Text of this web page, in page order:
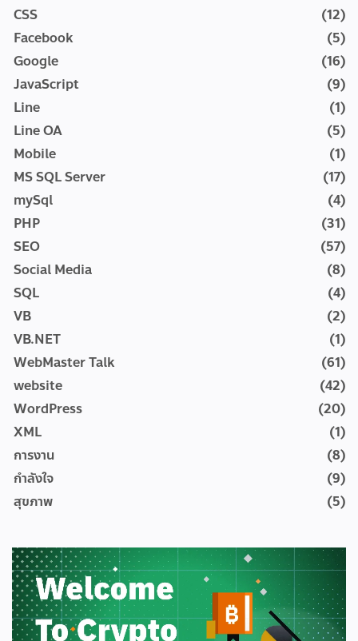
CSS
(12)
Facebook
(5)
Google
(16)
JavaScript
(9)
Line
(1)
Line OA
(5)
Mobile
(1)
MS SQL Server
(17)
mySql
(4)
PHP
(31)
SEO
(57)
Social Media
(8)
SQL
(4)
VB
(2)
VB.NET
(1)
WebMaster Talk
(61)
website
(42)
WordPress
(20)
XML
(1)
การงาน
(8)
กำลังใจ
(9)
สุขภาพ
(5)